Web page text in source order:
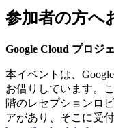
参加者の方へ
Google Cloud プロジ
本イベントは、
お借りしています。
階のレセプションロ
アがあり、そこに受